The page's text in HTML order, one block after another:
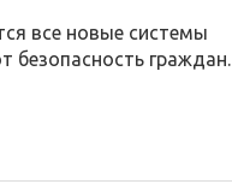
все новые системы
безопасность граждан.